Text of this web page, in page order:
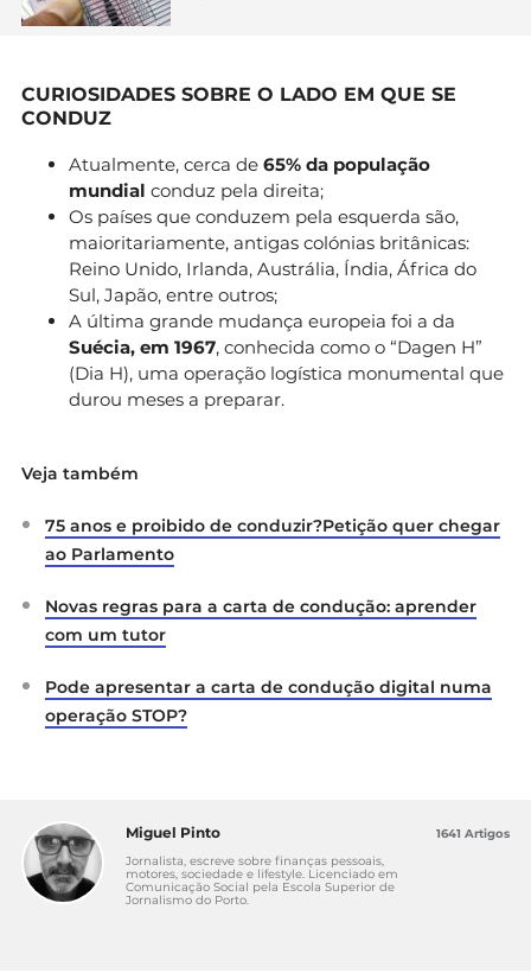
CURIOSIDADES SOBRE O LADO EM QUE SE
CONDUZ
Atualmente, cerca de 65% da população
mundial conduz pela direita;
Os países que conduzem pela esquerda são,
maioritariamente, antigas colónias britânicas:
Reino Unido, Irlanda, Austrália, Índia, África do
Sul, Japão, entre outros;
A última grande mudança europeia foi a da
Suécia, em 1967, conhecida como o “Dagen H”
(Dia H), uma operação logística monumental que
durou meses a preparar.
Veja também
75 anos e proibido de conduzir?Petição quer chegar
ao Parlamento
Novas regras para a carta de condução: aprender
com um tutor
Pode apresentar a carta de condução digital numa
operação STOP?
Miguel Pinto
Jornalista, escreve sobre finanças pessoais,
motores, sociedade e lifestyle. Licenciado em
Comunicação Social pela Escola Superior de
Jornalismo do Porto.
1641 Artigos